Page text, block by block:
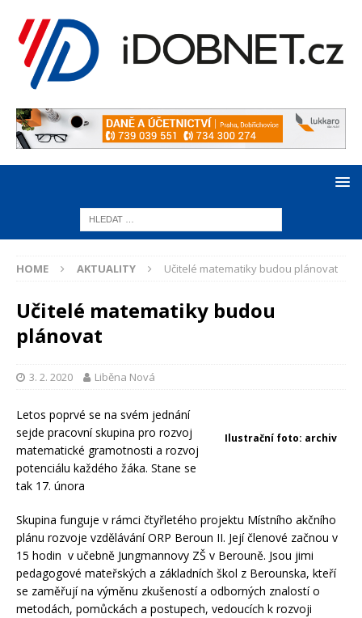
HOME AKTUALITY Učitelé matematiky budou plánovat
Učitelé matematiky budou
plánovat
3. 2. 2020 Liběna Nová
Ilustrační foto: archiv
Letos poprvé se na svém jednání
sejde pracovní skupina pro rozvoj
matematické gramotnosti a rozvoj
potenciálu každého žáka. Stane se
tak 17. února
Skupina funguje v rámci čtyřletého projektu Místního akčního
plánu rozvoje vzdělávání ORP Beroun II. Její členové začnou v
15 hodin v učebně Jungmannovy ZŠ v Berouně. Jsou jimi
pedagogové mateřských a základních škol z Berounska, kteří
se zaměřují na výměnu zkušeností a odborných znalostí o
metodách, pomůckách a postupech, vedoucích k rozvoji